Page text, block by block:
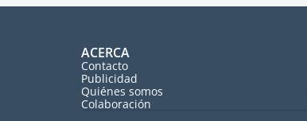
ACERCA
Contacto
Publicidad
Quiénes somos
Colaboración